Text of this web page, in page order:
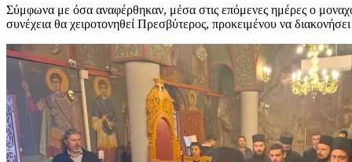
Σύμφωνα με όσα αναφέρθηκαν, μέσα στις επόμενες ημέρες ο
συνέχεια θα χειροτονηθεί Πρεσβύτερος, προκειμένου να